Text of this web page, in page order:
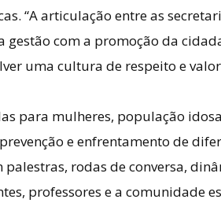
“A articulação entre as
gestão com a promoção da
uma cultura de respeito e
para mulheres, população
e enfrentamento de
rodas de conversa,
professores e a comunidade